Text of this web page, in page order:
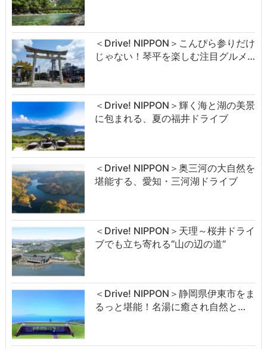
＜Drive! NIPPON＞こんぴら参りだけ
じゃない！琴平を楽しむ注目グルメ…
＜Drive! NIPPON＞輝く海と湖の美景
に包まれる、夏の福井ドライブ
＜Drive! NIPPON＞奥三河の大自然を
堪能する、愛知・三河湖ドライブ
＜Drive! NIPPON＞天理～桜井ドライ
ブでも立ち寄れる“山の辺の道”
＜Drive! NIPPON＞静岡県伊東市をま
るっと堪能！名湯に癒され自然と…